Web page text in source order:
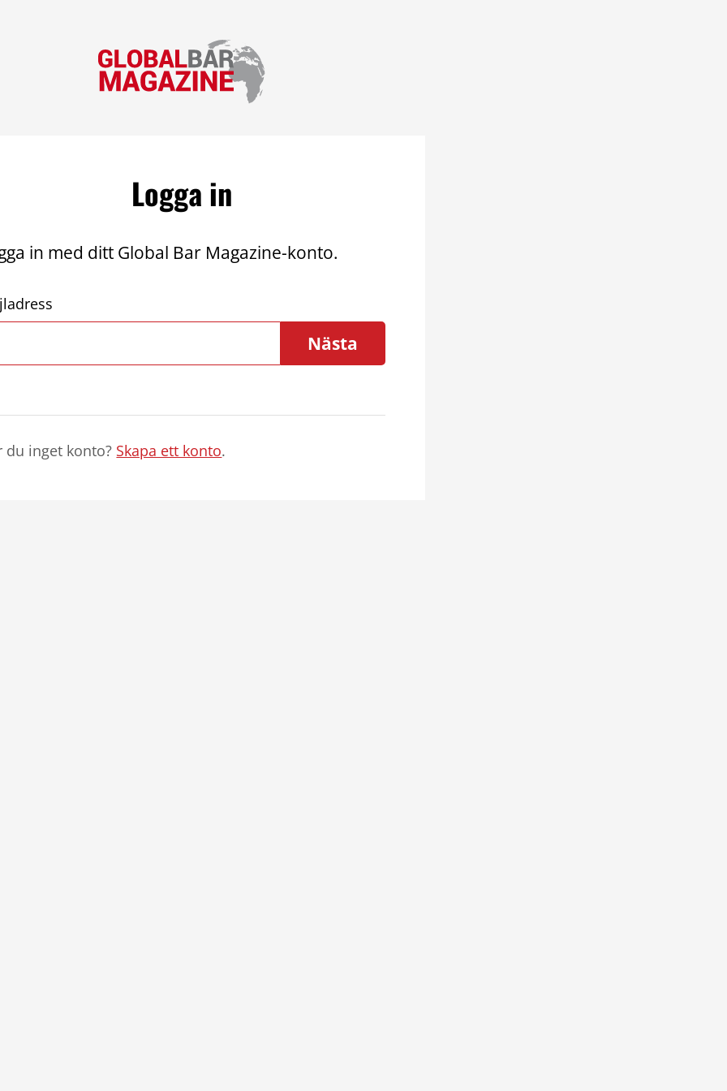
Logga in
in med ditt Global Bar Magazine-konto.
Nästa
du inget konto? Skapa ett konto.